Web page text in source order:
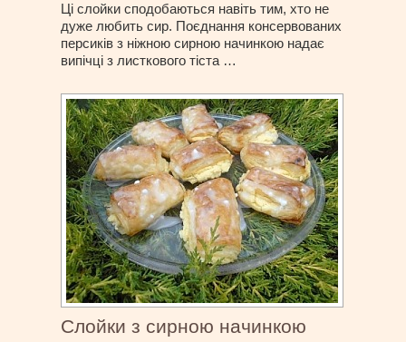
Ці слойки сподобаються навіть тим, хто не
дуже любить сир. Поєднання консервованих
персиків з ніжною сирною начинкою надає
випічці з листкового тіста …
Слойки з сирною начинкою